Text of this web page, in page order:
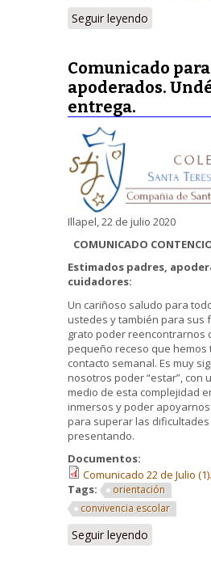
Seguir leyendo
Comunicado
apoderados.
entrega.
Illapel, 22 de julio 2020
COMUNICADO
Estimados padres,
cuidadores:
Un cariñoso saludo para
ustedes y también para sus
grato poder reencontrarnos
pequeño receso que hemos
contacto semanal. Es muy
nosotros poder “estar”, con
medio de esta complejidad
inmersos y poder
para superar las
presentando.
Documentos:
Comunicado 22 de Julio
Tags:
orientación
convivencia escolar
Seguir leyendo